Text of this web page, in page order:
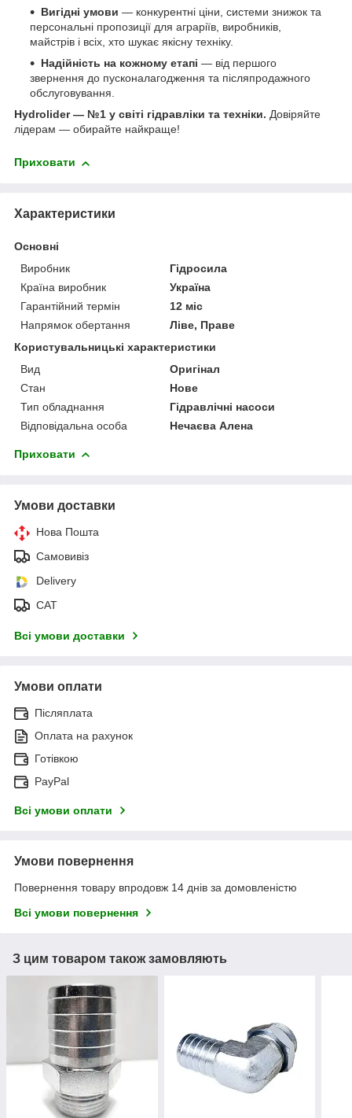
Вигідні умови — конкурентні ціни, системи знижок та
персональні пропозиції для аграріїв, виробників,
майстрів і всіх, хто шукає якісну техніку.
Надійність на кожному етапі — від першого
звернення до пусконалагодження та післяпродажного
обслуговування.
Hydrolider — №1 у світі гідравліки та техніки. Довіряйте
лідерам — обирайте найкраще!
Приховати
Характеристики
Основні
Виробник
Гідросила
Країна виробник
Україна
Гарантійний термін
12 міс
Напрямок обертання
Ліве, Праве
Користувальницькі характеристики
Вид
Оригінал
Стан
Нове
Тип обладнання
Гідравлічні насоси
Відповідальна особа
Нечаєва Алена
Приховати
Умови доставки
Нова Пошта
Самовивіз
Delivery
САТ
Всі умови доставки
Умови оплати
Післяплата
Оплата на рахунок
Готівкою
PayPal
Всі умови оплати
Умови повернення
Повернення товару впродовж 14 днів за домовленістю
Всі умови повернення
З цим товаром також замовляють